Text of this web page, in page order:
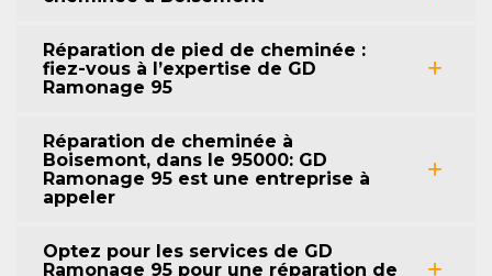
Réparation de pied de cheminée :
fiez-vous à l’expertise de GD
Ramonage 95
Réparation de cheminée à
Boisemont, dans le 95000: GD
Ramonage 95 est une entreprise à
appeler
Optez pour les services de GD
Ramonage 95 pour une réparation de